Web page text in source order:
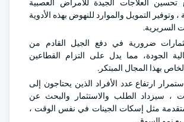
العلاجات الجيدة للأمراض العصبية
، وتوفير التمويل والموارد للنهوض بهذه الأدوية
السريرية.
ضرورية في دفع الجيل القادم من
الجودة، مما يدل على التزام القطاعين
بهذا المجال المبتكر.
ارتفاع عدد الأفراد الذين يحتاجون إلى
، سيزداد الطلب والاستثمار والبحث عن
مثل إسكات الجينات في نفس الوقت ،